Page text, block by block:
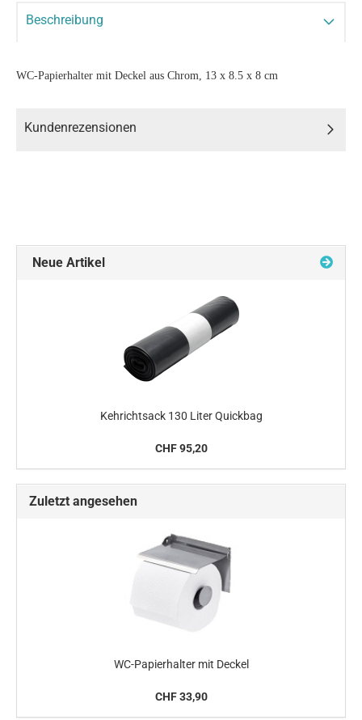
Beschreibung
WC-Papierhalter mit Deckel aus Chrom, 13 x 8.5 x 8 cm
Kundenrezensionen
Neue Artikel
Kehrichtsack 130 Liter Quickbag
CHF 95,20
Zuletzt angesehen
WC-Papierhalter mit Deckel
CHF 33,90